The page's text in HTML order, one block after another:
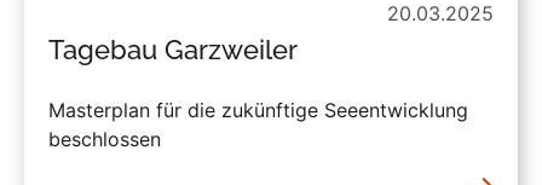
20.03.2025
Tagebau Garzweiler
Masterplan für die zukünftige Seeentwicklung
beschlossen